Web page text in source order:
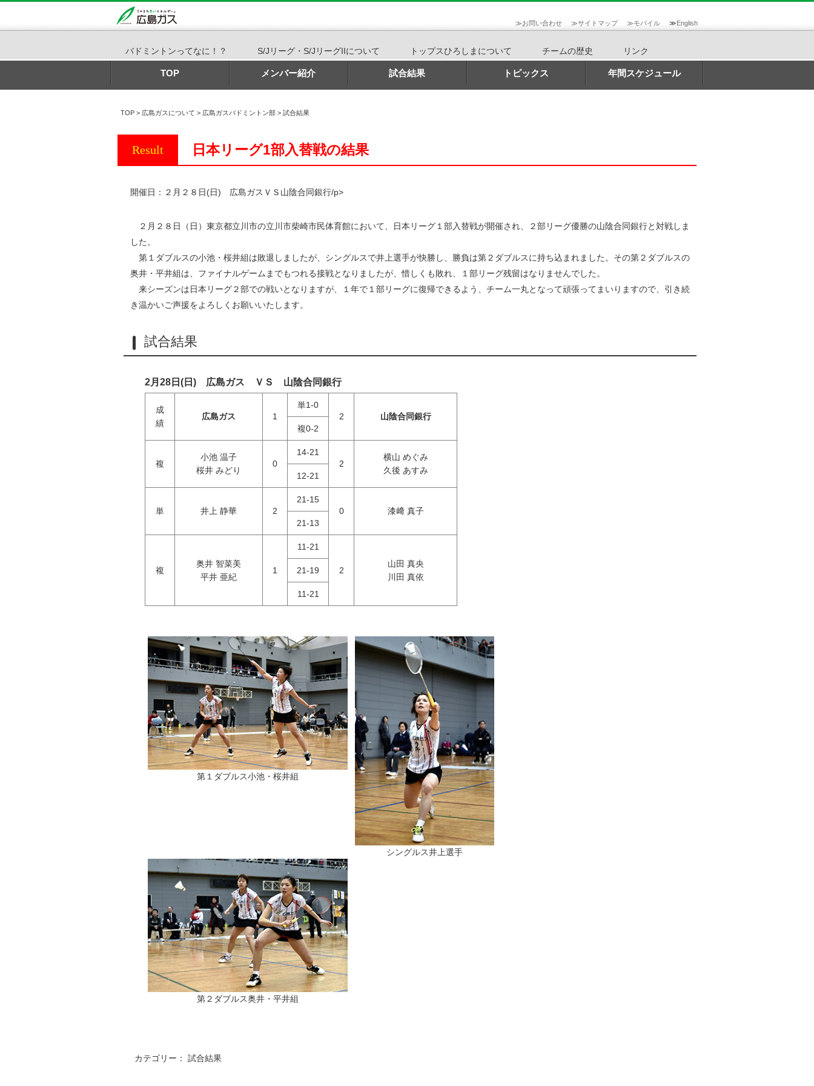
≫お問い合わせ ≫サイトマップ ≫モバイル ≫English
バドミントンってなに！？ S/Jリーグ・S/JリーグIIについて トップスひろしまについて チームの歴史 リンク
TOP メンバー紹介 試合結果 トピックス 年間スケジュール
TOP > 広島ガスについて > 広島ガスバドミントン部 > 試合結果
Result 日本リーグ1部入替戦の結果
開催日：２月２８日(日) 広島ガスＶＳ山陰合同銀行/p>
２月２８日（日）東京都立川市の立川市柴崎市民体育館において、日本リーグ１部入替戦が開催され、２部リーグ優勝の山陰合同銀行と対戦しま
した。
第１ダブルスの小池・桜井組は敗退しましたが、シングルスで井上選手が快勝し、勝負は第２ダブルスに持ち込まれました。その第２ダブルスの
奥井・平井組は、ファイナルゲームまでもつれる接戦となりましたが、惜しくも敗れ、１部リーグ残留はなりませんでした。
来シーズンは日本リーグ２部での戦いとなりますが、１年で１部リーグに復帰できるよう、チーム一丸となって頑張ってまいりますので、引き続
き温かいご声援をよろしくお願いいたします。
試合結果
2月28日(日) 広島ガス ＶＳ 山陰合同銀行
成
績
広島ガス 1
単1-0
2
山陰合同銀行
複0-2
複
小池 温子
桜井 みどり
0
14-21
2
横山 めぐみ
久後 あすみ
12-21
単 井上 静華 2
21-15
0
漆﨑 真子
21-13
複
奥井 智菜美
平井 亜紀
1
11-21
2
山田 真央
川田 真依
21-19
11-21
第１ダブルス小池・桜井組
シングルス井上選手
第２ダブルス奥井・平井組
カテゴリー： 試合結果